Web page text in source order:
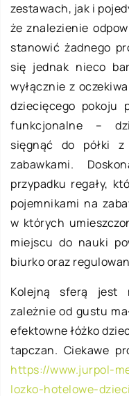
zestawach, jak i
że znalezienie
stanowić żadnego
się jednak nieco
wyłącznie z
dziecięcego pokoju
funkcjonalne –
sięgnąć do półki z
zabawkami.
przypadku regały,
pojemnikami na
w których
miejscu do nauki
biurko oraz
Kolejną sferą jest
zależnie od gustu
efektowne łóżko
tapczan. Ciekawe
https://www.jurpol-
lozko-hotelowe-